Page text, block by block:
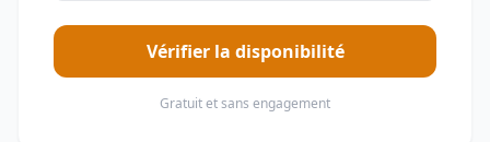
Vérifier la disponibilité
Gratuit et sans engagement